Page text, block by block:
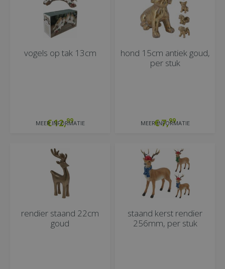
vogels op tak 13cm
€12,99
MEER INFORMATIE
hond 15cm antiek goud,
per stuk
€7,99
MEER INFORMATIE
rendier staand 22cm
goud
staand kerst rendier
256mm, per stuk